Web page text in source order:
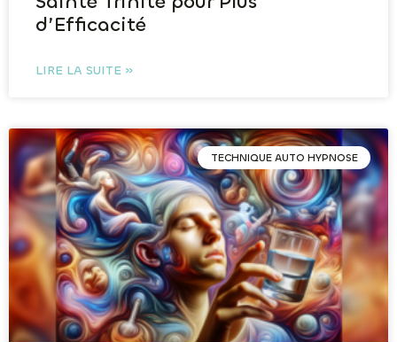
d’Efficacité
LIRE LA SUITE »
TECHNIQUE AUTO HYPNOSE